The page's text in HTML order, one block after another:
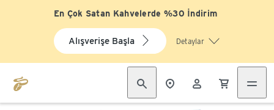
En Çok Satan Kahvelerde %30 İndirim
Alışverişe Başla Detaylar